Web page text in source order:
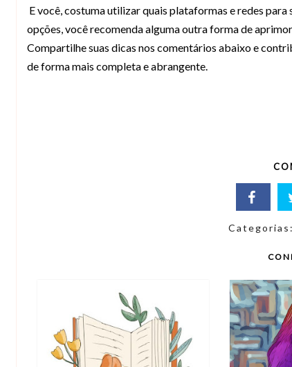
E você, costuma utilizar quais plataformas e redes
opções, você recomenda alguma outra forma de
Compartilhe suas dicas nos comentários abaixo e
de forma mais completa e abrangente.
Categorias: